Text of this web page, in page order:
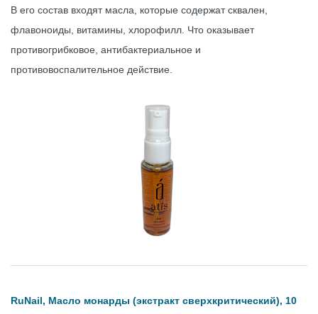
В его состав входят масла, которые содержат сквален,
флавоноиды, витамины, хлорофилл. Что оказывает
противогрибковое, антибактериальное и
противовоспалительное действие.
RuNail, Масло монарды (экстракт сверхкритический), 10